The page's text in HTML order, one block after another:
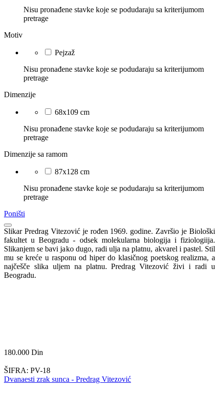
Nisu pronađene stavke koje se podudaraju sa kriterijumom
pretrage
Motiv
Pejzaž
Nisu pronađene stavke koje se podudaraju sa kriterijumom
pretrage
Dimenzije
68x109 cm
Nisu pronađene stavke koje se podudaraju sa kriterijumom
pretrage
Dimenzije sa ramom
87x128 cm
Nisu pronađene stavke koje se podudaraju sa kriterijumom
pretrage
Poništi
Slikar Predrag Vitezović je rođen 1969. godine. Završio je Biološki
fakultet u Beogradu - odsek molekularna biologija i fiziologiija.
Slikanjem se bavi jako dugo, radi ulja na platnu, akvarel i pastel. Stil
mu se kreće u rasponu od hiper do klasičnog poetskog realizma, a
najčešče slika uljem na platnu. Predrag Vitezović živi i radi u
Beogradu.
180.000 Din
ŠIFRA: PV-18
Dvanaesti zrak sunca - Predrag Vitezović